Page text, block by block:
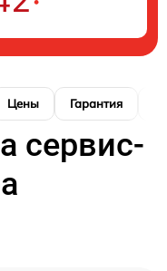
Цены Гарантия
сервис-